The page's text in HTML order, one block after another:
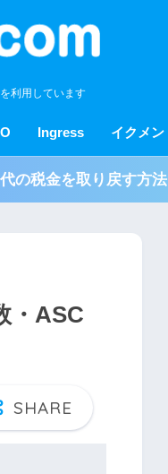
利用しています
Ingress イクメン
の税金を取り戻す方法
・ASC